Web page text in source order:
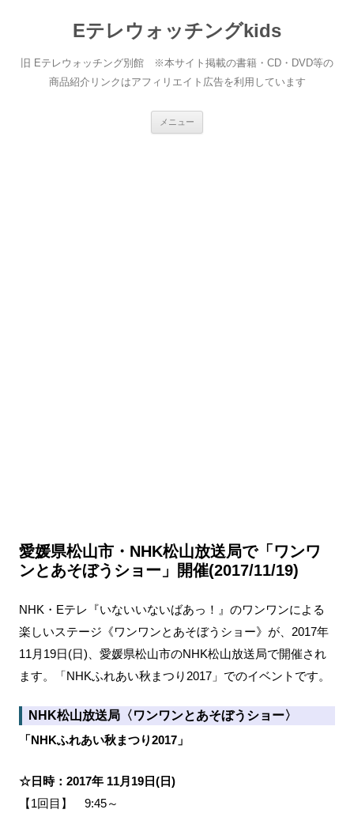
Eテレウォッチングkids
旧 Eテレウォッチング別館 ※本サイト掲載の書籍・CD・DVD等の
商品紹介リンクはアフィリエイト広告を利用しています
メニュー
愛媛県松山市・NHK松山放送局で「ワンワ
ンとあそぼうショー」開催(2017/11/19)
NHK・Eテレ『いないいないばあっ！』のワンワンによる
楽しいステージ《ワンワンとあそぼうショー》が、2017年
11月19日(日)、愛媛県松山市のNHK松山放送局で開催され
ます。「NHKふれあい秋まつり2017」でのイベントです。
NHK松山放送局〈ワンワンとあそぼうショー〉
「NHKふれあい秋まつり2017」
☆日時：2017年 11月19日(日)
【1回目】 9:45～